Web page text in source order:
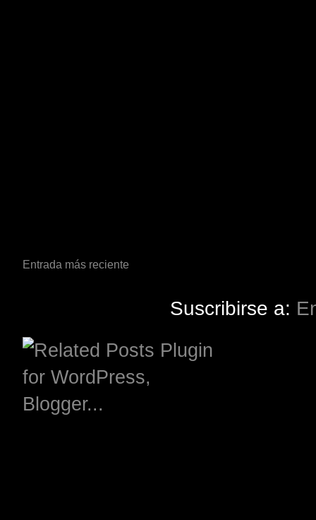
Entrada más reciente
Suscribirse a: